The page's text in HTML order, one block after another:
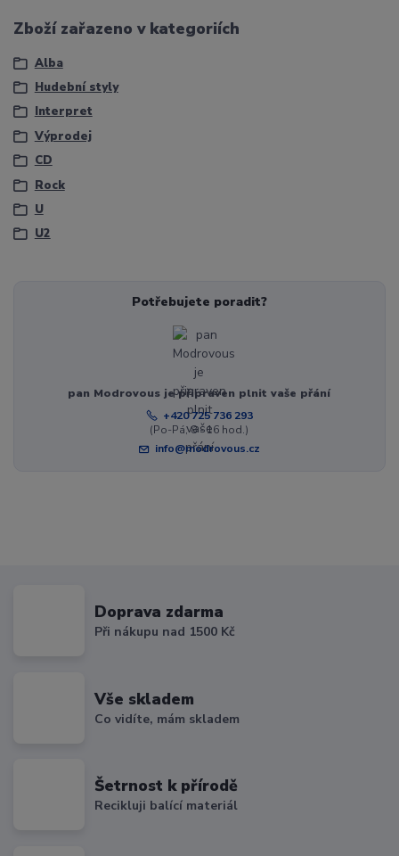
Zboží zařazeno v kategoriích
Alba
Hudební styly
Interpret
Výprodej
CD
Rock
U
U2
Potřebujete poradit?
pan Modrovous je připraven plnit vaše přání
+420 725 736 293
(Po-Pá, 8 - 16 hod.)
info@modrovous.cz
Doprava zdarma
Při nákupu nad 1500 Kč
Vše skladem
Co vidíte, mám skladem
Šetrnost k přírodě
Recikluji balící materiál